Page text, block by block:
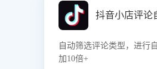
抖音小店评论
自动筛选评论类型，进行
加10倍+